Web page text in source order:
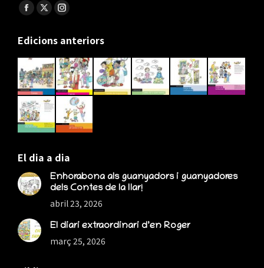
Find us on:
Facebook
opens
in
new
window
X
opens
in
new
window
Instagram
opens
in
new
window
Edicions anteriors
El dia a dia
Enhorabona als guanyadors i guanyadores
dels Contes de la llar!
abril 23, 2026
El diari extraordinari d’en Roger
març 25, 2026